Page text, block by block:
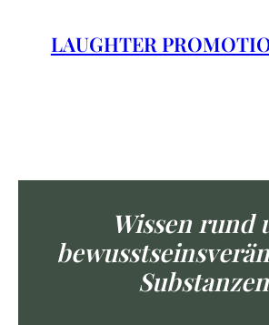
springen
LAUGHTER
Wissen rund
Substanzen